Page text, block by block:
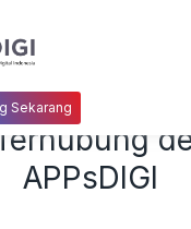
Sekarang
APPsDIGI